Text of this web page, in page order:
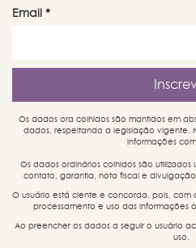
Email *
Os dados ora colhidos são mantidos em
dados, respeitando a legislação vigente.
informações
Os dados ordinários colhidos são
contato, garantia, nota fiscal e
O usuário está ciente e concorda, pois,
processamento e uso das informações
Ao preencher os dados a seguir o usuário
uso.